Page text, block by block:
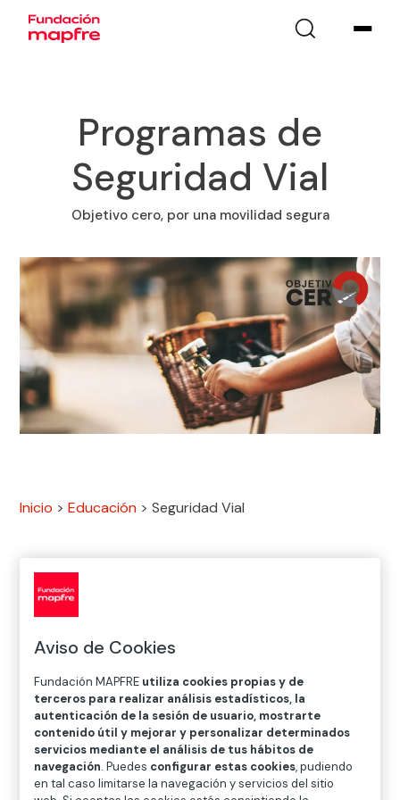
Programas de
Seguridad Vial
Objetivo cero, por una movilidad segura
Inicio >Educación >Seguridad Vial
Vivimos en una sociedad avanzada, tenemos
herramientas tecnológicas prodigiosas para mejorar
nuestra calidad de vida y cada vez somos más
respetuosos con el medioambiente. Conceptos
como movilidad sostenible,economía
colaborativa otecnología social han venido para
quedarse pero, ¿dónde queda la seguridad?
Desde Fundación MAPFRE trabajamos por
una movilidad segura, saludable y sostenible
Aviso de Cookies
Fundación MAPFRE utiliza cookies propias y de
terceros para realizar análisis estadísticos, la
autenticación de la sesión de usuario, mostrarte
contenido útil y mejorar y personalizar determinados
servicios mediante el análisis de tus hábitos de
navegación. Puedes configurar estas cookies, pudiendo
en tal caso limitarse la navegación y servicios del sitio